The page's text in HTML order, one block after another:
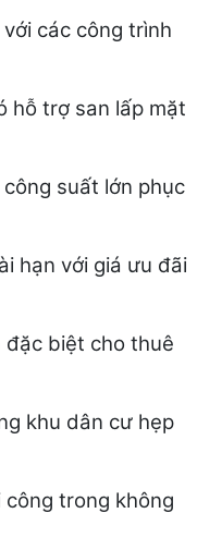
các công trình
hỗ trợ san lấp mặt
suất lớn phục
hạn với giá ưu đãi
đặc biệt cho thuê
khu dân cư hẹp
công trong không